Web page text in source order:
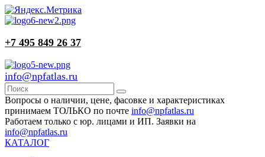
+7 495 849 26 37
info@npfatlas.ru
Вопросы о наличии, цене, фасовке и характеристиках
принимаем ТОЛЬКО по почте info@npfatlas.ru
Работаем только с юр. лицами и ИП. Заявки на
info@npfatlas.ru
КАТАЛОГ